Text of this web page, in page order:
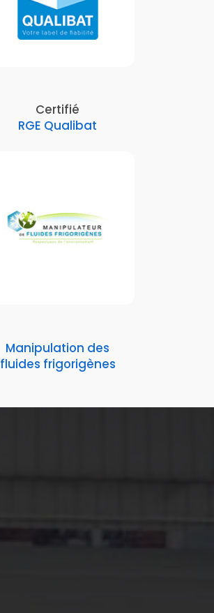
Certifié
RGE Qualibat
Manipulation des
fluides frigorigènes